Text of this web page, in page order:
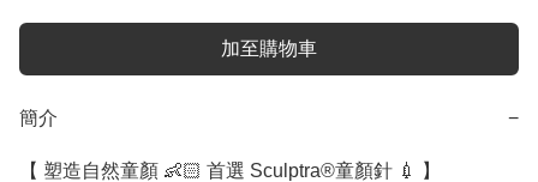
加至購物車
簡介 −
【 塑造自然童顏 👶🏻 首選 Sculptra®童顏針 💉 】